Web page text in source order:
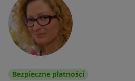
Bezpieczne płatności